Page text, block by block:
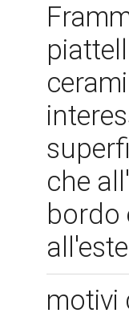
che
bordo
motivi